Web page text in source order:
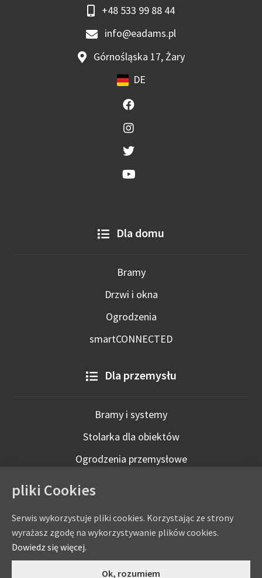
+48 533 99 88 44
info@eadams.pl
Górnośląska 17, Żary
DE
Dla domu
Bramy
Drzwi i okna
Ogrodzenia
smartCONNECTED
Dla przemysłu
Bramy i systemy
Stolarka dla obiektów
Ogrodzenia przemysłowe
pliki Cookies
Serwis wykorzystuje pliki cookies. Korzystając ze strony
wyrażasz zgodę na wykorzystywanie plików cookies.
Dowiedz się więcej.
Ok, rozumiem